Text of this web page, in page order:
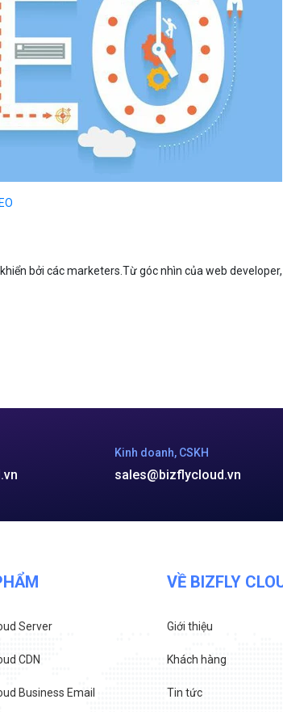
bởi các marketers.Từ góc nhìn của web developer,
Kinh doanh, CSKH
sales@bizflycloud.vn
Server
CDN
Business Email
VỀ BIZFLY
Giới thiệu
Khách hàng
Tin tức